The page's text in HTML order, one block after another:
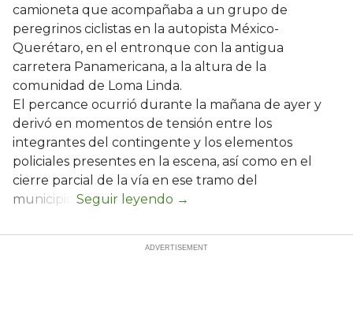
camioneta que acompañaba a un grupo de
peregrinos ciclistas en la autopista México-
Querétaro, en el entronque con la antigua
carretera Panamericana, a la altura de la
comunidad de Loma Linda.
El percance ocurrió durante la mañana de ayer y
derivó en momentos de tensión entre los
integrantes del contingente y los elementos
policiales presentes en la escena, así como en el
cierre parcial de la vía en ese tramo del
municipio.